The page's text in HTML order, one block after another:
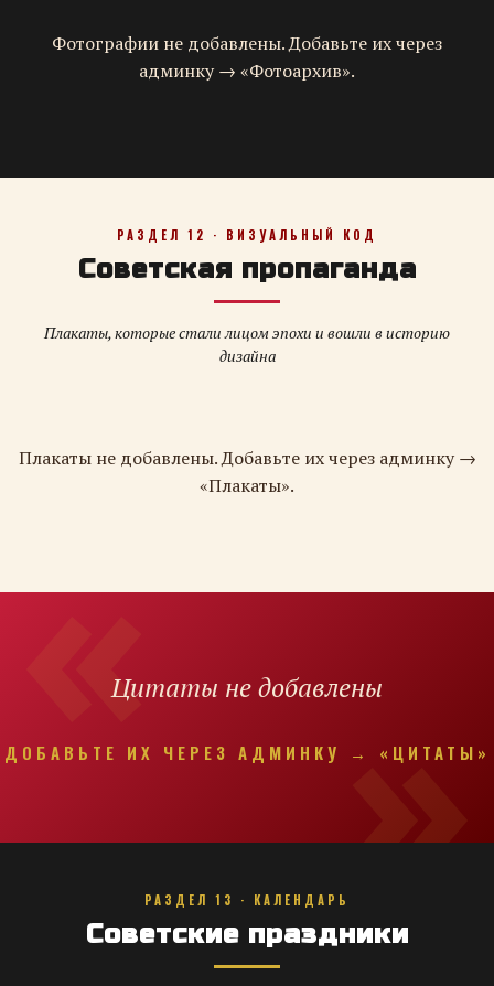
Фотографии не добавлены. Добавьте их через
админку → «Фотоархив».
РАЗДЕЛ 12 · ВИЗУАЛЬНЫЙ КОД
Советская пропаганда
Плакаты, которые стали лицом эпохи и вошли в историю
дизайна
Плакаты не добавлены. Добавьте их через админку →
«Плакаты».
Цитаты не добавлены
ДОБАВЬТЕ ИХ ЧЕРЕЗ АДМИНКУ → «ЦИТАТЫ»
РАЗДЕЛ 13 · КАЛЕНДАРЬ
Советские праздники